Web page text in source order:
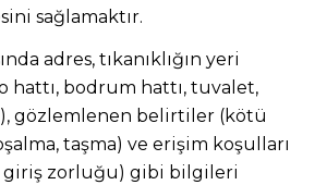
sağlamaktır.
adres, tıkanıklığın yeri
hattı, bodrum hattı, tuvalet,
gözlemlenen belirtiler (kötü
taşma) ve erişim koşulları
giriş zorluğu) gibi bilgileri